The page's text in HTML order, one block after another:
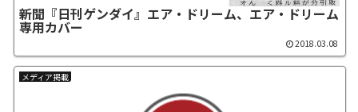
新聞『日刊ゲンダイ』エア・ドリーム、エア・ドリーム
専用カバー
2018.03.08
メディア掲載